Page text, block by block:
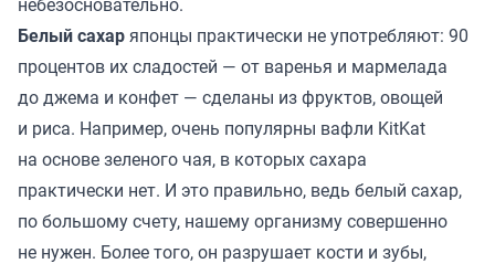
Белый сахаряпонцы практически не употребляют: 90
процентов их сладостей — от варенья и мармелада
до джема и конфет — сделаны из фруктов, овощей
и риса. Например, очень популярны вафли KitKat
на основе зеленого чая, в которых сахара
практически нет. И это правильно, ведь белый сахар,
по большому счету, нашему организму совершенно
не нужен. Более того, он разрушает кости и зубы,